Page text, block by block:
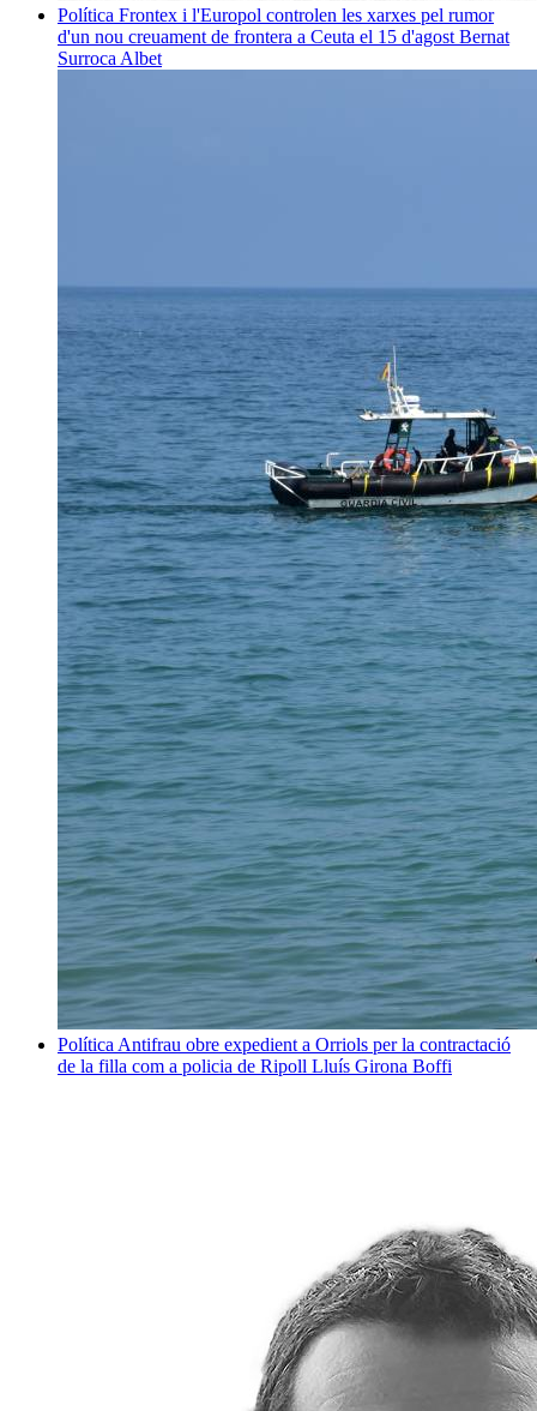
Política Frontex i l'Europol controlen les xarxes pel rumor
d'un nou creuament de frontera a Ceuta el 15 d'agost Bernat
Surroca Albet
Política Antifrau obre expedient a Orriols per la contractació
de la filla com a policia de Ripoll Lluís Girona Boffi